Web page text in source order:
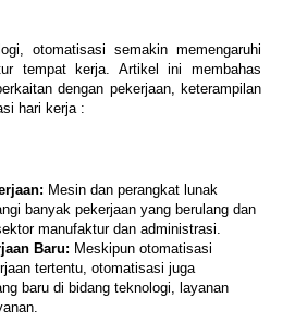
otomatisasi semakin memengaruhi
tempat kerja. Artikel ini membahas
dengan pekerjaan, keterampilan
hari kerja :
Mesin dan perangkat lunak
banyak pekerjaan yang berulang dan
manufaktur dan administrasi.
Baru: Meskipun otomatisasi
tertentu, otomatisasi juga
baru di bidang teknologi, layanan